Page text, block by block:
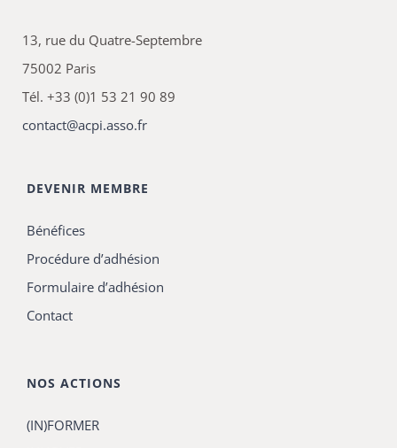
13, rue du Quatre-Septembre
75002 Paris
Tél. +33 (0)1 53 21 90 89
contact@acpi.asso.fr
DEVENIR MEMBRE
Bénéfices
Procédure d’adhésion
Formulaire d’adhésion
Contact
NOS ACTIONS
(IN)FORMER